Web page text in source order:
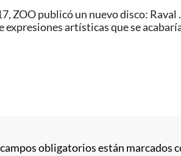
ZOO publicó un nuevo disco:
expresiones artísticas que se
obligatorios están marcados